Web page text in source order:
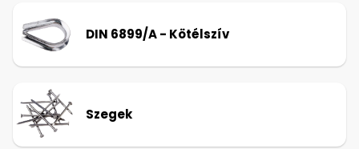
DIN 6899/A - Kötélszív
Szegek